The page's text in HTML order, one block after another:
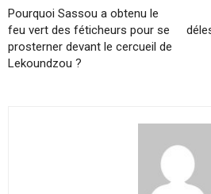
Pourquoi Sassou a obtenu le
feu vert des féticheurs pour se
prosterner devant le cercueil de
Lekoundzou ?